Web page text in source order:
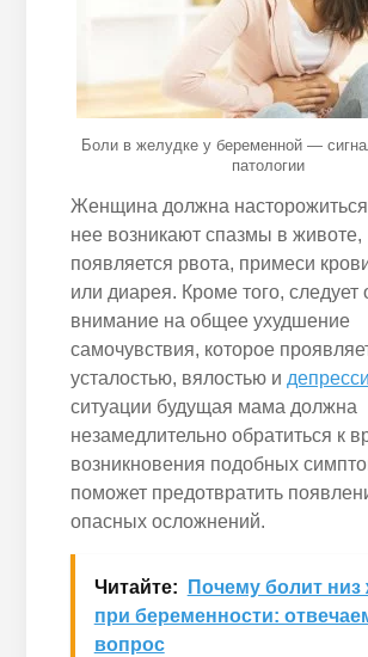
Боли в желудке у беременной —
патологии
Женщина должна
нее возникают спазмы в животе,
появляется рвота, примеси
или диарея. Кроме того, следует
внимание на общее ухудшение
самочувствия, которое
усталостью, вялостью и
ситуации будущая мама должна
незамедлительно обратиться к
возникновения подобных
поможет предотвратить
опасных осложнений.
Читайте:
Почему болит низ
при беременности:
вопрос